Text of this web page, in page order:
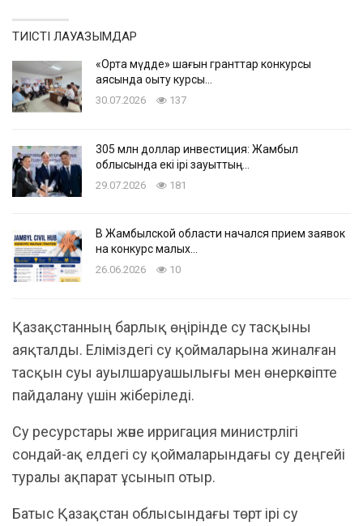
ТИІСТІ ЛАУАЗЫМДАР
«Ортақ мүдде» шағын гранттар конкурсы
аясында оқыту курсы…
30.07.2026 137
305 млн доллар инвестиция: Жамбыл
облысында екі ірі зауыттың…
29.07.2026 181
В Жамбылской области начался прием заявок
на конкурс малых…
26.06.2026 10
Қазақстанның барлық өңірінде су тасқыны
аяқталды. Еліміздегі су қоймаларына жиналған
тасқын суы ауылшаруашылығы мен өнеркәсіпте
пайдалану үшін жіберіледі.
Су ресурстары және ирригация министрлігі
сондай-ақ елдегі су қоймаларындағы су деңгейі
туралы ақпарат ұсынып отыр.
Батыс Қазақстан облысындағы төрт ірі су